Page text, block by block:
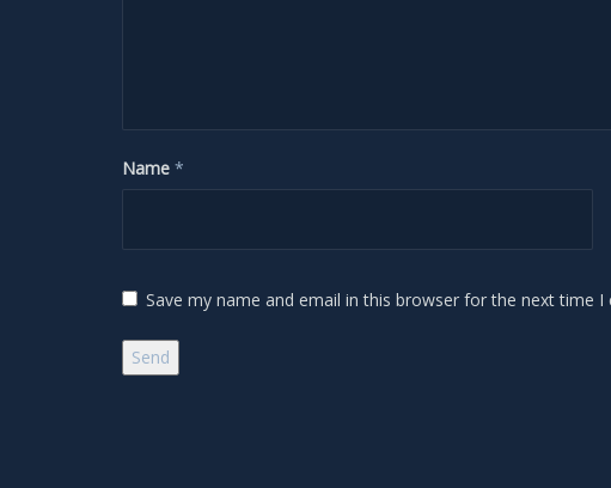
Name *
Save my name and email in this browser for the next time I